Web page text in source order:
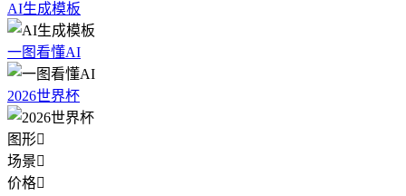
AI生成模板
一图看懂AI
2026世界杯
图形
场景
价格